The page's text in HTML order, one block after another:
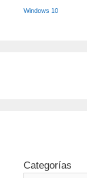
Windows 10
Categorías